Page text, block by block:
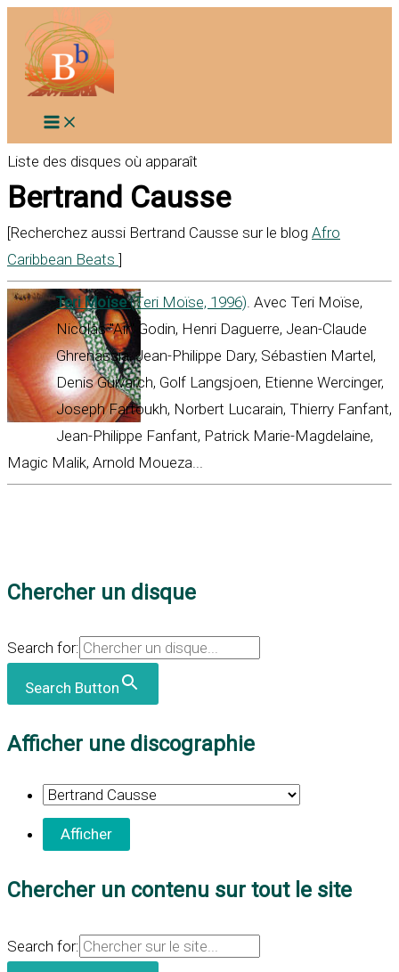
contenu
Liste des disques où apparaît
Bertrand Causse
[Recherchez aussi Bertrand Causse sur le blog Afro
Caribbean Beats ]
Teri Moïse(Teri Moïse, 1996). Avec Teri Moïse,
Nicolas "Air" Godin, Henri Daguerre, Jean-Claude
Ghrenassia, Jean-Philippe Dary, Sébastien Martel,
Denis Guivarch, Golf Langsjoen, Etienne Wercinger,
Joseph Fartoukh, Norbert Lucarain, Thierry Fanfant,
Jean-Philippe Fanfant, Patrick Marie-Magdelaine,
Magic Malik, Arnold Moueza...
Chercher un disque
Search for:
Search Button
Afficher une discographie
Chercher un contenu sur tout le site
Search for: